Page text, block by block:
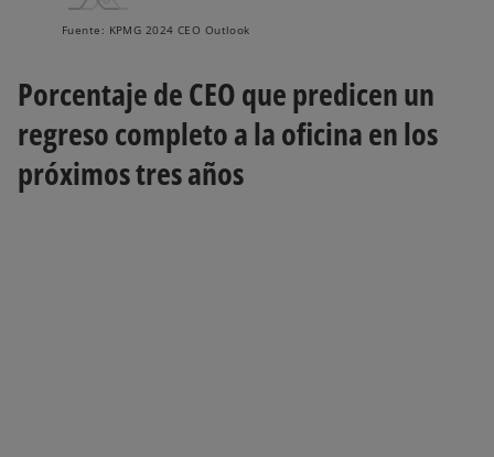
Fuente: KPMG 2024 CEO Outlook
Porcentaje de CEO que predicen un
regreso completo a la oficina en los
próximos tres años